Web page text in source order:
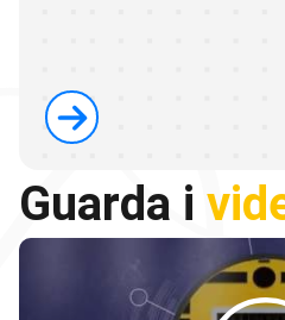
Guarda i